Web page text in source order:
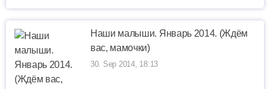
Наши малыши. Январь 2014. (Ждём
вас, мамочки)
30. Sep 2014, 18:13